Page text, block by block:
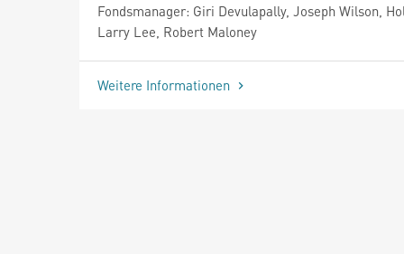
Fondsmanager: Giri Devulapally, Joseph Wilson,
Larry Lee, Robert Maloney
Weitere Informationen